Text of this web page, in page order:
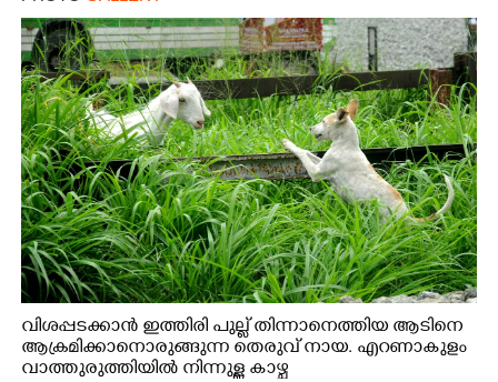
വിശപ്പടക്കാൻ ഇത്തിരി പുല്ല് തിന്നാനെത്തിയ ആടിനെ
ആക്രമിക്കാനൊരുങ്ങുന്ന തെരുവ് നായ. എറണാകുളം
വാത്തുരുത്തിയിൽ നിന്നുള്ള കാഴ്ച